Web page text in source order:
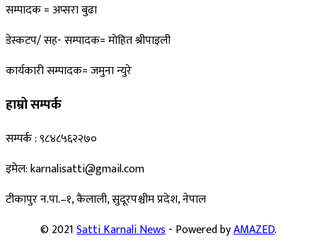
सम्पादक = अप्सरा बुढा
डेस्कटप/ सह- सम्पादक= माेहित श्रीपाइली
कार्यकारी सम्पादक= जमुना न्युरे
हाम्रो सम्पर्क
सम्पर्क : ९८४८५६२२७०
इमेल: karnalisatti@gmail.com
टीकापुर न.पा.–१, कैलाली, सुदूरपश्चीम प्रदेश, नेपाल
© 2021Satti Karnali News- Powered byAMAZED.